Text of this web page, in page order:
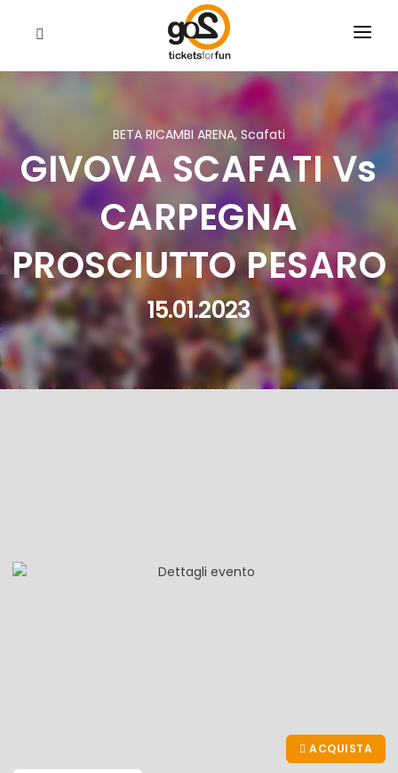
EVENTI
RIVENDITORI
BETA RICAMBI ARENA, Scafati
GIVOVA SCAFATI Vs
CARPEGNA
PROSCIUTTO PESARO
15.01.2023
ACQUISTA